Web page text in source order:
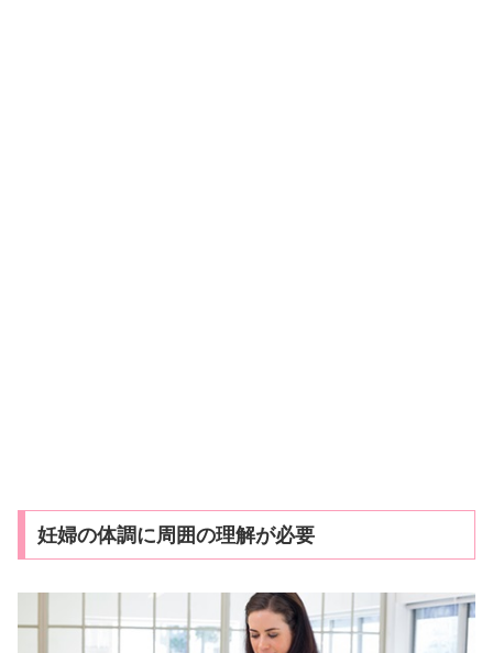
妊婦の体調に周囲の理解が必要